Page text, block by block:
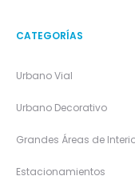
CATEGORÍAS
Urbano Vial
Urbano Decorativo
Grandes Áreas de
Estacionamientos